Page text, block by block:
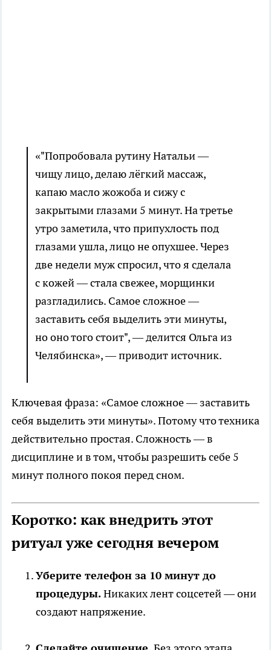
«"Попробовала рутину Натальи —
чищу лицо, делаю лёгкий массаж,
капаю масло жожоба и сижу с
закрытыми глазами 5 минут. На третье
утро заметила, что припухлость под
глазами ушла, лицо не опухшее. Через
две недели муж спросил, что я сделала
с кожей — стала свежее, морщинки
разгладились. Самое сложное —
заставить себя выделить эти минуты,
но оно того стоит", — делится Ольга из
Челябинска», — приводит источник.
Ключевая фраза: «Самое сложное — заставить
себя выделить эти минуты». Потому что техника
действительно простая. Сложность — в
дисциплине и в том, чтобы разрешить себе 5
минут полного покоя перед сном.
Коротко: как внедрить этот
ритуал уже сегодня вечером
Уберите телефон за 10 минут до
процедуры.Никаких лент соцсетей — они
создают напряжение.